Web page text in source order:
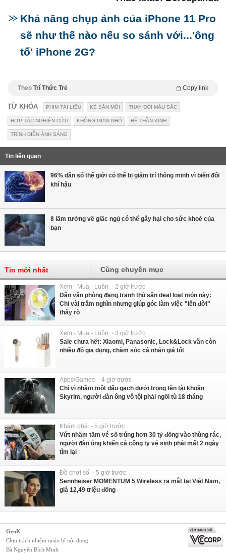
Khả năng chụp ảnh của iPhone 11 Pro
sẽ như thế nào nếu so sánh với...'ông
tổ' iPhone 2G?
Theo Trí Thức Trẻ Copy link
TỪ KHÓA PHIM TÀI LIỆU KẺ SĂN MỒI THAY ĐỔI MÀU SẮC
HỢP TÁC NGHIÊN CỨU KHÔNG GIAN NHỎ HỆ THẦN KINH
TRÌNH DIỄN ÁNH SÁNG
Tin liên quan
96% dân số thế giới có thể bị giảm trí thông minh vì biến đổi
khí hậu
8 lầm tưởng về giấc ngủ có thể gây hại cho sức khoẻ của
bạn
Tin mới nhất Cùng chuyên mục
Xem - Mua - Luôn - 2 giờ trước
Dân văn phòng đang tranh thủ săn deal loạt món này:
Chỉ vài trăm nghìn nhưng giúp góc làm việc "lên đời"
thấy rõ
Xem - Mua - Luôn - 3 giờ trước
Sale chưa hết: Xiaomi, Panasonic, Lock&Lock vẫn còn
nhiều đồ gia dụng, chăm sóc cá nhân giá tốt
Apps/Games - 4 giờ trước
Chỉ vì nhầm một dấu gạch dưới trong tên tài khoản
Skyrim, người đàn ông vô tội phải ngồi tù 18 tháng
Khám phá - 5 giờ trước
Vứt nhầm tấm vé số trúng hơn 30 tỷ đồng vào thùng rác,
người đàn ông khiến cả công ty vệ sinh phải mất 2 ngày
tìm lại
Đồ chơi số - 5 giờ trước
Sennheiser MOMENTUM 5 Wireless ra mắt tại Việt Nam,
giá 12,49 triệu đồng
GenK
Chịu trách nhiệm quản lý nội dung:
Bà Nguyễn Bích Minh